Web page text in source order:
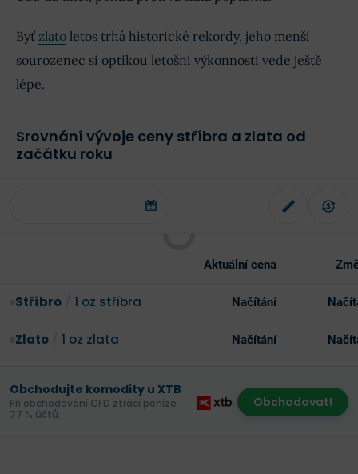
Byť zlato letos trhá historické rekordy, jeho menší
sourozenec si optikou letošní výkonnosti vede ještě
lépe.
Srovnání vývoje ceny stříbra a zlata od
začátku roku
Aktuální cena
Stříbro 1 oz stříbra Načítání
Zlato 1 oz zlata Načítání
Obchodujte komodity u XTB
Při obchodování CFD ztrácí peníze
77 % účtů.
Obchodovat!